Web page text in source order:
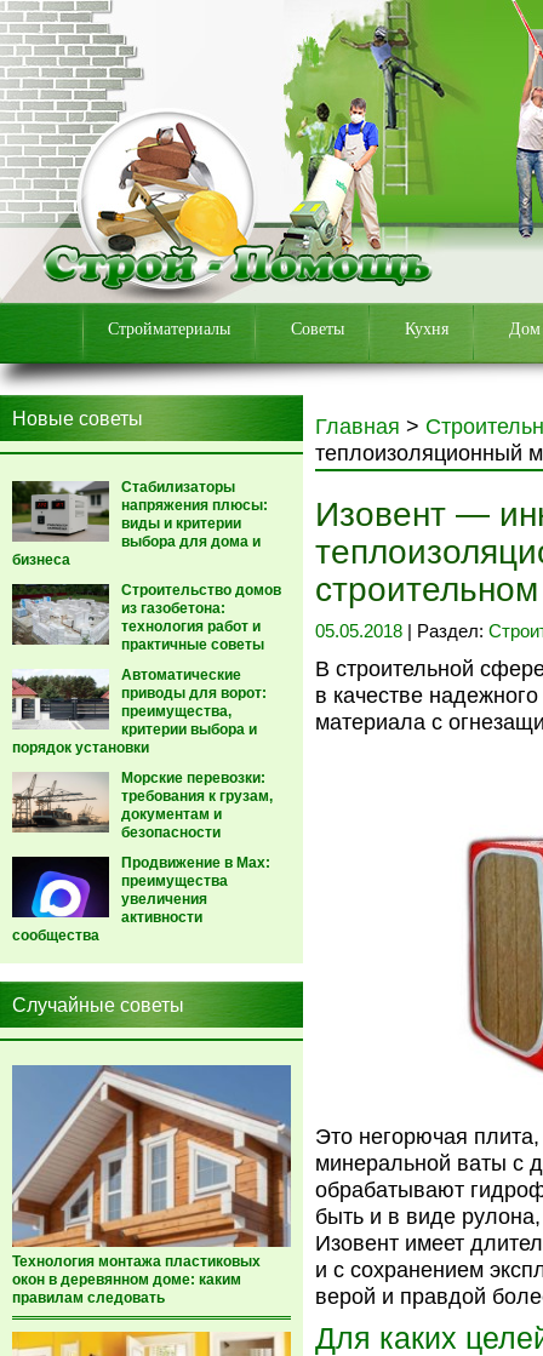
Стройматериалы Советы Кухня Дом
Новые советы
Стабилизаторы
напряжения плюсы:
виды и критерии
выбора для дома и
бизнеса
Строительство домов
из газобетона:
технология работ и
практичные советы
Автоматические
приводы для ворот:
преимущества,
критерии выбора и
порядок установки
Морские перевозки:
требования к грузам,
документам и
безопасности
Продвижение в Max:
преимущества
увеличения
активности
сообщества
Случайные советы
Технология монтажа пластиковых
окон в деревянном доме: каким
правилам следовать
Главная >
теплоизоляционный
Изовент —
05.05.2018 | Раздел:
В строительной
в качестве
материала с
Это негорючая
минеральной ваты с
обрабатывают
быть и в виде
Изовент имеет
и с сохранением
верой и правдой
Для каких